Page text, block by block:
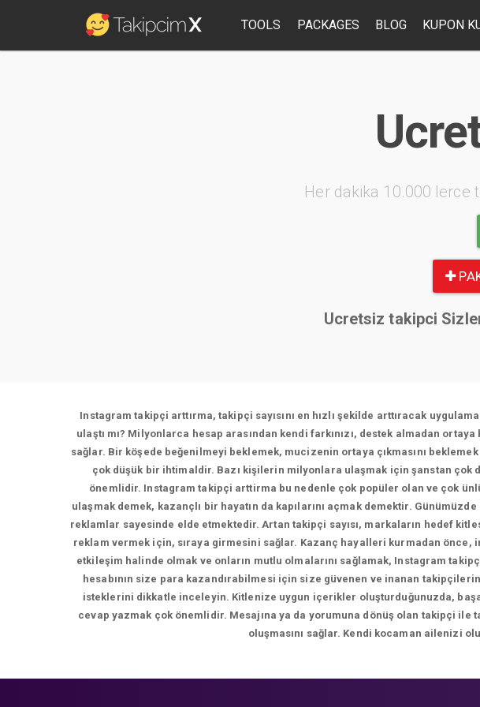
TOOLS PACKAGES BLOG KUPON
Her dakika 10.000 lerce
Ucretsiz takipci
Instagram takipçi arttırma, takipçi sayısını en hızlı şekilde arttıracak
ulaştı mı? Milyonlarca hesap arasından kendi farkınızı, destek almadan
sağlar. Bir köşede beğenilmeyi beklemek, mucizenin ortaya çıkmasını
çok düşük bir ihtimaldir. Bazı kişilerin milyonlara ulaşmak için şanstan çok
önemlidir. Instagram takipçi arttirma bu nedenle çok popüler olan ve çok
ulaşmak demek, kazançlı bir hayatın da kapılarını açmak demektir.
reklamlar sayesinde elde etmektedir. Artan takipçi sayısı, markaların hedef
reklam vermek için, sıraya girmesini sağlar. Kazanç hayalleri kurmadan önce,
etkileşim halinde olmak ve onların mutlu olmalarını sağlamak, Instagram
hesabının size para kazandırabilmesi için size güvenen ve inanan
isteklerini dikkatle inceleyin. Kitlenize uygun içerikler oluşturduğunuzda,
cevap yazmak çok önemlidir. Mesajına ya da yorumuna dönüş olan takipçi
oluşmasını sağlar. Kendi kocaman ailenizi